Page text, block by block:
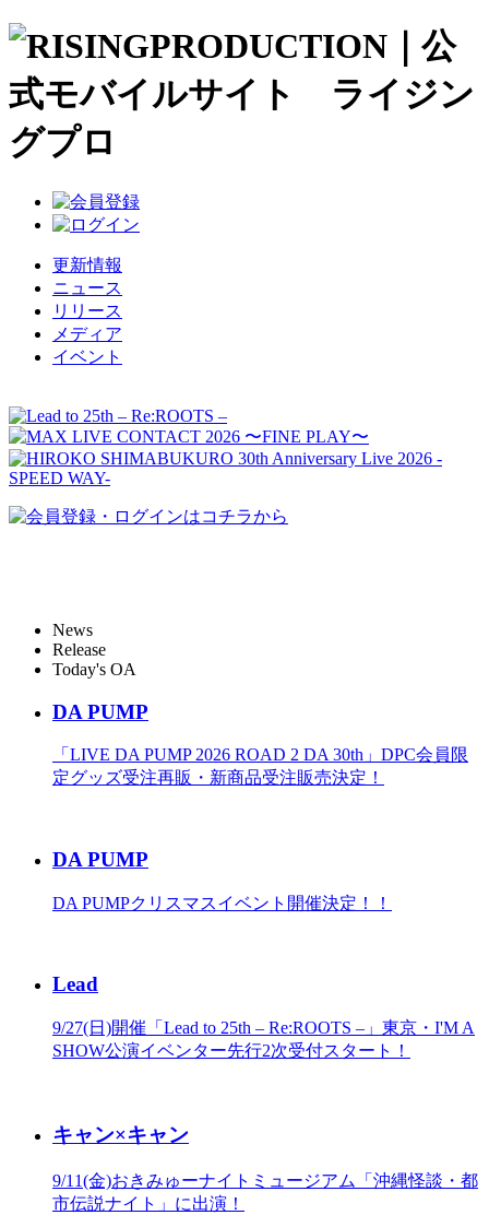
更新情報
ニュース
リリース
メディア
イベント
News
Release
Today's OA
DA PUMP
「LIVE DA PUMP 2026 ROAD 2 DA 30th」DPC会員限
定グッズ受注再販・新商品受注販売決定！
DA PUMP
DA PUMPクリスマスイベント開催決定！！
Lead
9/27(日)開催「Lead to 25th – Re:ROOTS –」東京・I'M A
SHOW公演イベンター先行2次受付スタート！
キャン×キャン
9/11(金)おきみゅーナイトミュージアム「沖縄怪談・都
市伝説ナイト」に出演！